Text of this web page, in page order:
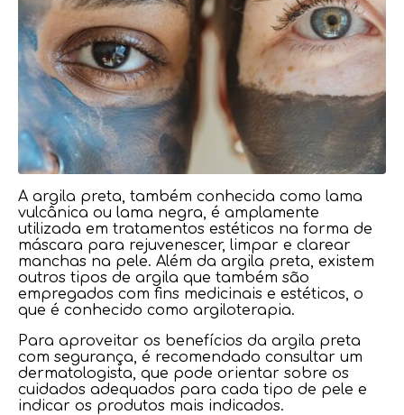
A argila preta, também conhecida como lama
vulcânica ou lama negra, é amplamente
utilizada em tratamentos estéticos na forma de
máscara para rejuvenescer, limpar e clarear
manchas na pele. Além da argila preta, existem
outros tipos de argila que também são
empregados com fins medicinais e estéticos, o
que é conhecido como argiloterapia.
Para aproveitar os benefícios da argila preta
com segurança, é recomendado consultar um
dermatologista, que pode orientar sobre os
cuidados adequados para cada tipo de pele e
indicar os produtos mais indicados.